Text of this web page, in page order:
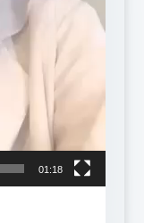
01:18